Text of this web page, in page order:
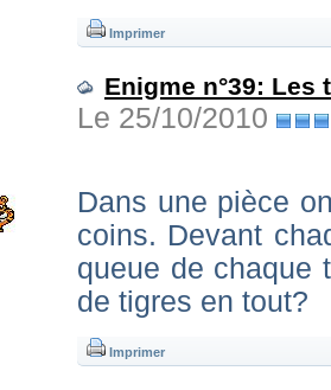
Imprimer
Enigme n°39: Les
Le 25/10/2010
Dans une pièce
coins. Devant
queue de chaque
de tigres en tout?
Imprimer